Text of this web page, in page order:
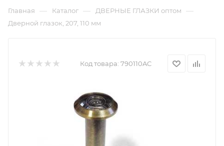
Главная — Каталог — ДВЕРНЫЕ ГЛАЗКИ оптом —
Дверной глазок, 207, 110 мм
Код товара: 790110AC